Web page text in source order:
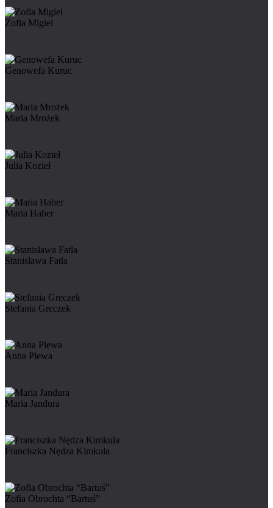
Zofia Migiel
Genowefa Kuruc
Maria Mrożek
Julia Kozieł
Maria Haber
Stanisława Fatla
Stefania Greczek
Anna Plewa
Maria Jandura
Franciszka Nędza Kimkula
Zofia Obrochta “Bartuś”